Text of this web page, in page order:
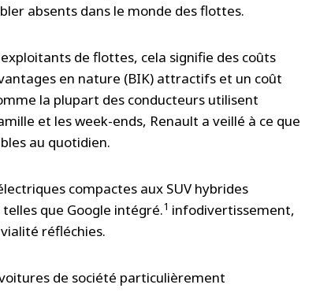
absents dans le monde des flottes.
de flottes, cela signifie des coûts
en nature (BIK) attractifs et un coût
la plupart des conducteurs utilisent
et les week-ends, Renault a veillé à ce que
au quotidien.
compactes aux SUV hybrides
que Google intégré.1 infodivertissement,
réfléchies.
de société particulièrement